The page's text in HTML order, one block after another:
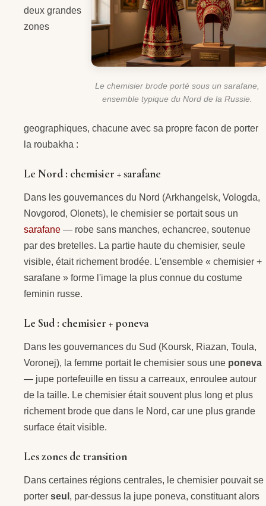
Le chemisier brode porté sous un sarafane,
ensemble typique du Nord de la Russie.
deux grandes
zones
geographiques, chacune avec sa propre facon de porter
la roubakha :
Le Nord : chemisier + sarafane
Dans les gouvernances du Nord (Arkhangelsk, Vologda,
Novgorod, Olonets), le chemisier se portait sous un
sarafane — robe sans manches, echancree, soutenue
par des bretelles. La partie haute du chemisier, seule
visible, était richement brodée. L'ensemble « chemisier +
sarafane » forme l'image la plus connue du costume
feminin russe.
Le Sud : chemisier + poneva
Dans les gouvernances du Sud (Koursk, Riazan, Toula,
Voronej), la femme portait le chemisier sous une poneva
— jupe portefeuille en tissu a carreaux, enroulee autour
de la taille. Le chemisier était souvent plus long et plus
richement brode que dans le Nord, car une plus grande
surface était visible.
Les zones de transition
Dans certaines régions centrales, le chemisier pouvait se
porter seul , par-dessus la jupe poneva, constituant alors